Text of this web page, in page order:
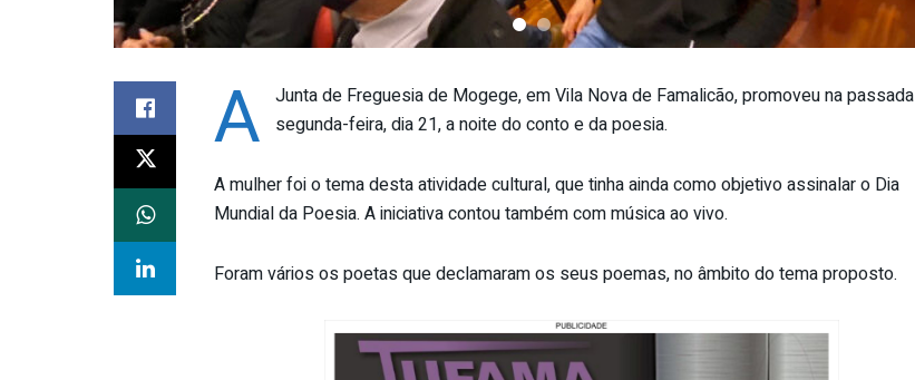
A Junta de Freguesia de Mogege, em Vila Nova de Famalicão, promoveu na passada
segunda-feira, dia 21, a noite do conto e da poesia.
A mulher foi o tema desta atividade cultural, que tinha ainda como objetivo assinalar o Dia
Mundial da Poesia. A iniciativa contou também com música ao vivo.
Foram vários os poetas que declamaram os seus poemas, no âmbito do tema proposto.